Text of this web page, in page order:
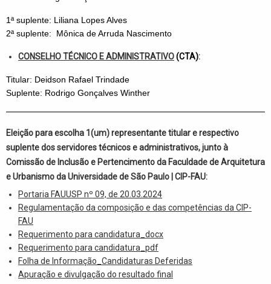
1ª suplente: Liliana Lopes Alves
2ª suplente: Mônica de Arruda Nascimento
CONSELHO TÉCNICO E ADMINISTRATIVO(CTA):
Titular: Deidson Rafael Trindade
Suplente: Rodrigo Gonçalves Winther
Eleição para escolha 1(um) representante titular e respectivo
suplente dos servidores técnicos e administrativos, junto à
Comissão de Inclusão e Pertencimentoda Faculdade de Arquitetura
e Urbanismo da Universidade de São Paulo CIP-FAU:
Portaria FAUUSP nº 09, de 20.03.2024
Regulamentação da composição e das competências da CIP-
FAU
Requerimento para candidatura_docx
Requerimento para candidatura_pdf
Folha de Informação_Candidaturas Deferidas
Apuração e divulgação do resultado final